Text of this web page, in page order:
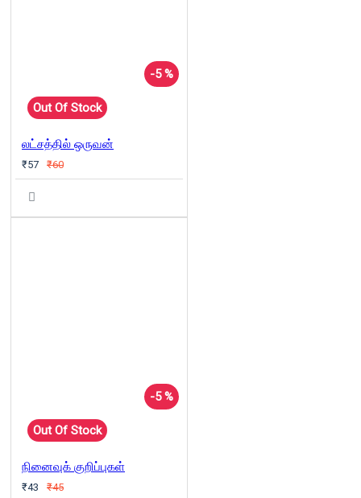
-5 %
Out Of Stock
லட்சத்தில் ஒருவன்
₹57 ₹60
-5 %
Out Of Stock
நினைவுக் குறிப்புகள்
₹43 ₹45